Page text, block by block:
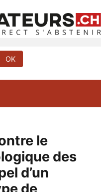
OK
le
des
d’un